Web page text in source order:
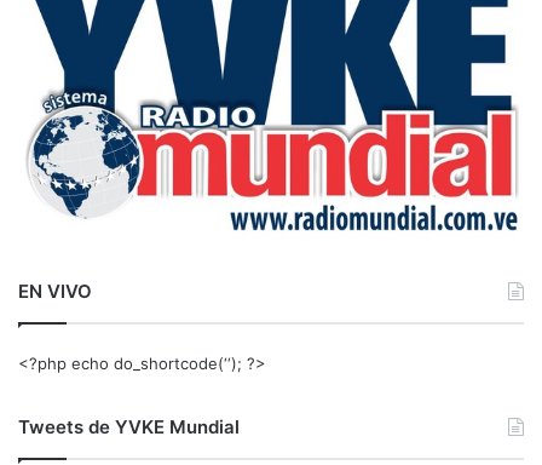
EN VIVO
<?php echo do_shortcode(‘‘); ?>
Tweets de YVKE Mundial